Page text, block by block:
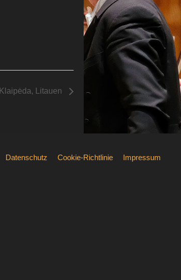
Klaipėda, Litauen
Datenschutz Cookie-Richtlinie Impressum